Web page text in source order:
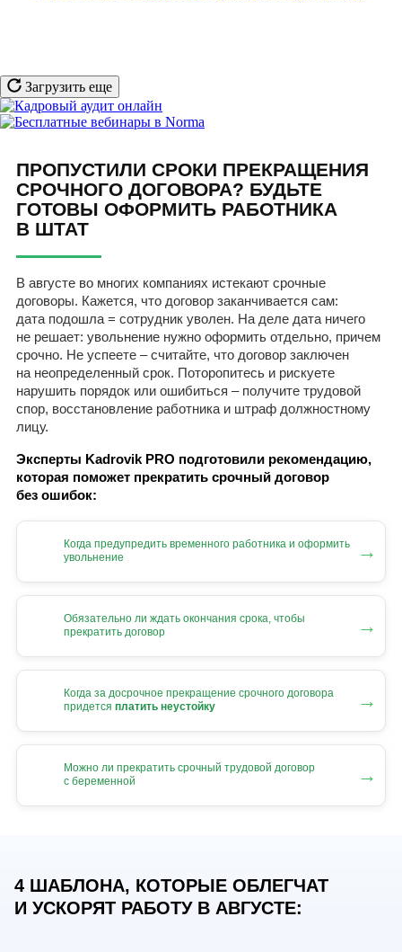
Загрузить еще
ПРОПУСТИЛИ СРОКИ ПРЕКРАЩЕНИЯ
СРОЧНОГО ДОГОВОРА? БУДЬТЕ
ГОТОВЫ ОФОРМИТЬ РАБОТНИКА
В ШТАТ
В августе во многих компаниях истекают срочные
договоры. Кажется, что договор заканчивается сам:
дата подошла = сотрудник уволен. На деле дата ничего
не решает: увольнение нужно оформить отдельно, причем
срочно. Не успеете – считайте, что договор заключен
на неопределенный срок. Поторопитесь и рискуете
нарушить порядок или ошибиться – получите трудовой
спор, восстановление работника и штраф должностному
лицу.
Эксперты Kadrovik PRO подготовили рекомендацию,
которая поможет прекратить срочный договор
без ошибок:
Когда предупредить временного работника и оформить
увольнение
→
Обязательно ли ждать окончания срока, чтобы
прекратить договор
→
Когда за досрочное прекращение срочного договора
придется платить неустойку →
Можно ли прекратить срочный трудовой договор
с беременной
→
4 ШАБЛОНА, КОТОРЫЕ ОБЛЕГЧАТ
И УСКОРЯТ РАБОТУ В АВГУСТЕ: